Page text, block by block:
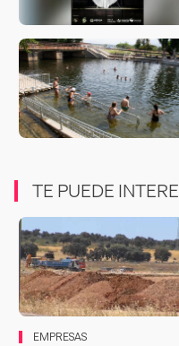
TE PUEDE
EMPRESAS